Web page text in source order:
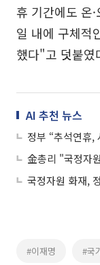
휴 기간에도 온
일 내에 구체적
했다"고 덧붙였
AI 추천 뉴스
정부 “추석연휴
#이재명 #국